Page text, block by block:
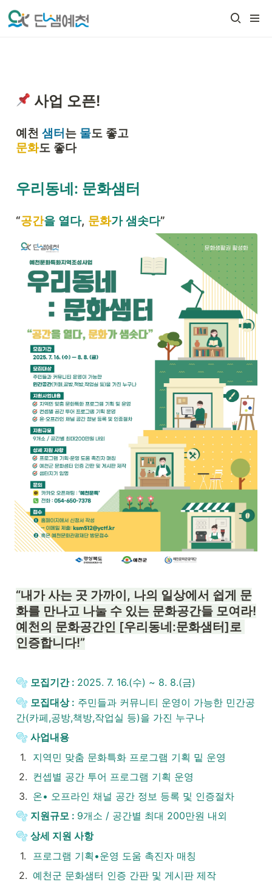
사업 오픈!
예천 샘터 는 물
문화도 좋다
우리동네: 문화샘터
“공간을 열다, 문화가 샘솟다”
“내가 사는 곳 가까이, 나의 일상에서 쉽게 문
화를 만나고 나눌 수 있는 문화공간들 모여라!
예천의 문화공간인 [우리동네:문화샘터]로
인증합니다!”
🫧 모집기간 : 2025. 7. 16.(수) ~ 8. 8.(금)
🫧 모집대상 : 주민들과 커뮤니티 운영이 가능한 민간공
간(카페,공방,책방,작업실 등)을 가진 누구나
🫧 사업내용
1.
지역민 맞춤 문화특화 프로그램 기획 밑 운영
2. 컨셉별 공간 투어 프로그램 기획 운영
3. 온• 오프라인 채널 공간 정보 등록 및 인증절차
🫧 지원규모 : 9개소 / 공간별 최대 200만원 내외
🫧 상세 지원 사항
1.
프로그램 기획•운영 도움 촉진자 매칭
2. 예천군 문화샘터 인증 간판 및 게시판 제작